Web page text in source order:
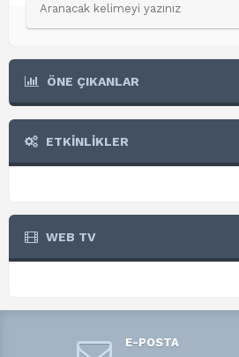
ÖNE ÇIKANLAR
ETKİNLİKLER
WEB TV
E-POSTA